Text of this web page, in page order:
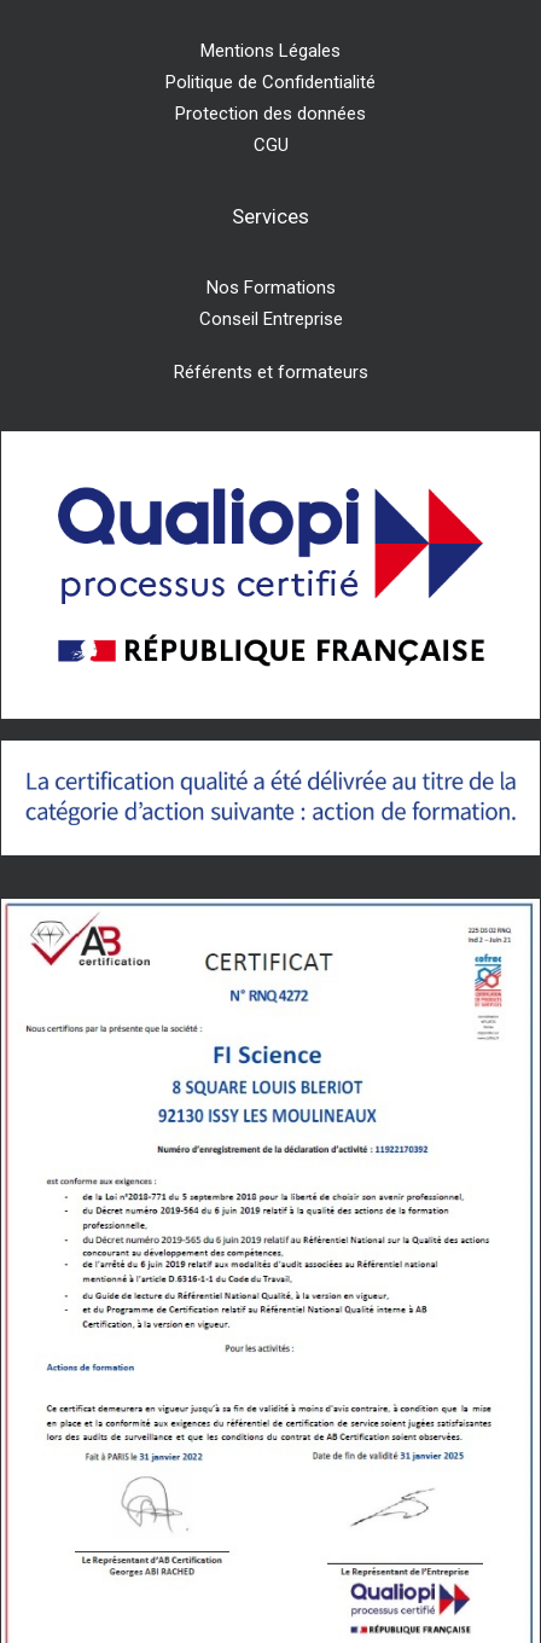
Mentions Légales
Politique de Confidentialité
Protection des données
CGU
Services
Nos Formations
Conseil Entreprise
Référents et formateurs